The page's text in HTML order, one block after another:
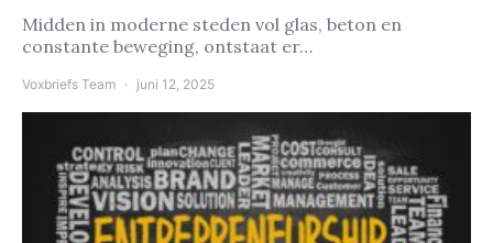
Midden in moderne steden vol glas, beton en
constante beweging, ontstaat er…
Voxbriefs Team juni 12, 2025